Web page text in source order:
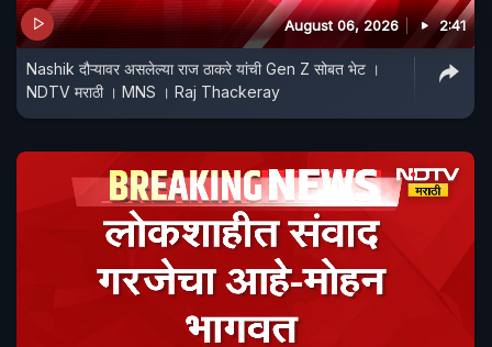
August 06, 2026 2:41
Nashik दौऱ्यावर असलेल्या राज ठाकरे यांची Gen Z सोबत भेट ।
NDTV मराठी । MNS । Raj Thackeray